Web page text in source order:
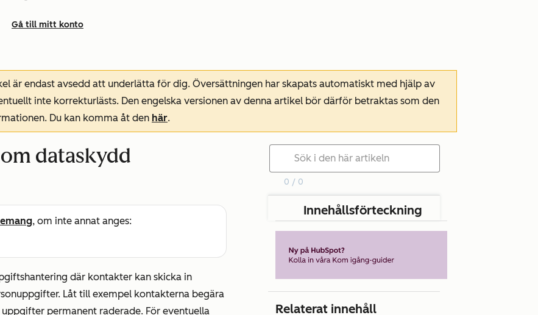
Gå till mitt konto
är endast avsedd att underlätta för dig. Översättningen har skapats automatiskt med hjälp av
inte korrekturlästs. Den engelska versionen av denna artikel bör därför betraktas som den
Du kan komma åt den här.
dataskydd
, om inte annat anges:
där kontakter kan skicka in
Låt till exempel kontakterna begära
permanent raderade. För eventuella
0 / 0
Innehållsförteckning
Relaterat innehåll